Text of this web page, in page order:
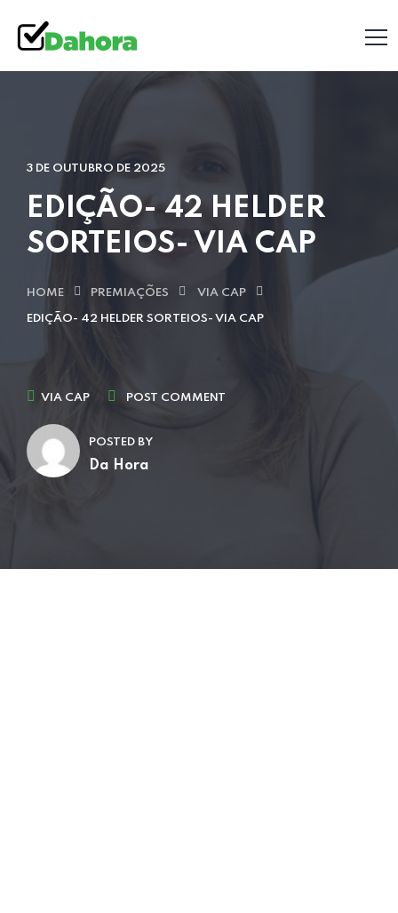
3 DE OUTUBRO DE 2025
EDIÇÃO- 42 HELDER
SORTEIOS- VIA CAP
HOME PREMIAÇÕES VIA CAP
EDIÇÃO- 42 HELDER SORTEIOS- VIA CAP
VIA CAP POST COMMENT
POSTED BY
Da Hora